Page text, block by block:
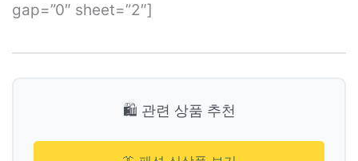
gap=”0″ sheet=”2″]
🛍️ 관련 상품 추천